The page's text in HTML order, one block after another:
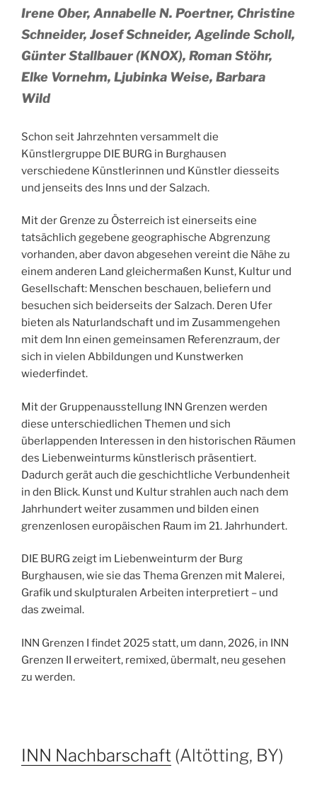
Irene Ober, Annabelle N. Poertner, Christine
Schneider, Josef Schneider, Agelinde Scholl,
Günter Stallbauer (KNOX), Roman Stöhr,
Elke Vornehm, Ljubinka Weise, Barbara
Wild
Schon seit Jahrzehnten versammelt die
Künstlergruppe DIE BURG in Burghausen
verschiedene Künstlerinnen und Künstler diesseits
und jenseits des Inns und der Salzach.
Mit der Grenze zu Österreich ist einerseits eine
tatsächlich gegebene geographische Abgrenzung
vorhanden, aber davon abgesehen vereint die Nähe zu
einem anderen Land gleichermaßen Kunst, Kultur und
Gesellschaft: Menschen beschauen, beliefern und
besuchen sich beiderseits der Salzach. Deren Ufer
bieten als Naturlandschaft und im Zusammengehen
mit dem Inn einen gemeinsamen Referenzraum, der
sich in vielen Abbildungen und Kunstwerken
wiederfindet.
Mit der Gruppenausstellung INN Grenzen werden
diese unterschiedlichen Themen und sich
überlappenden Interessen in den historischen Räumen
des Liebenweinturms künstlerisch präsentiert.
Dadurch gerät auch die geschichtliche Verbundenheit
in den Blick. Kunst und Kultur strahlen auch nach dem
Jahrhundert weiter zusammen und bilden einen
grenzenlosen europäischen Raum im 21. Jahrhundert.
DIE BURG zeigt im Liebenweinturm der Burg
Burghausen, wie sie das Thema Grenzen mit Malerei,
Grafik und skulpturalen Arbeiten interpretiert – und
das zweimal.
INN Grenzen I findet 2025 statt, um dann, 2026, in INN
Grenzen II erweitert, remixed, übermalt, neu gesehen
zu werden.
INN Nachbarschaft (Altötting, BY)